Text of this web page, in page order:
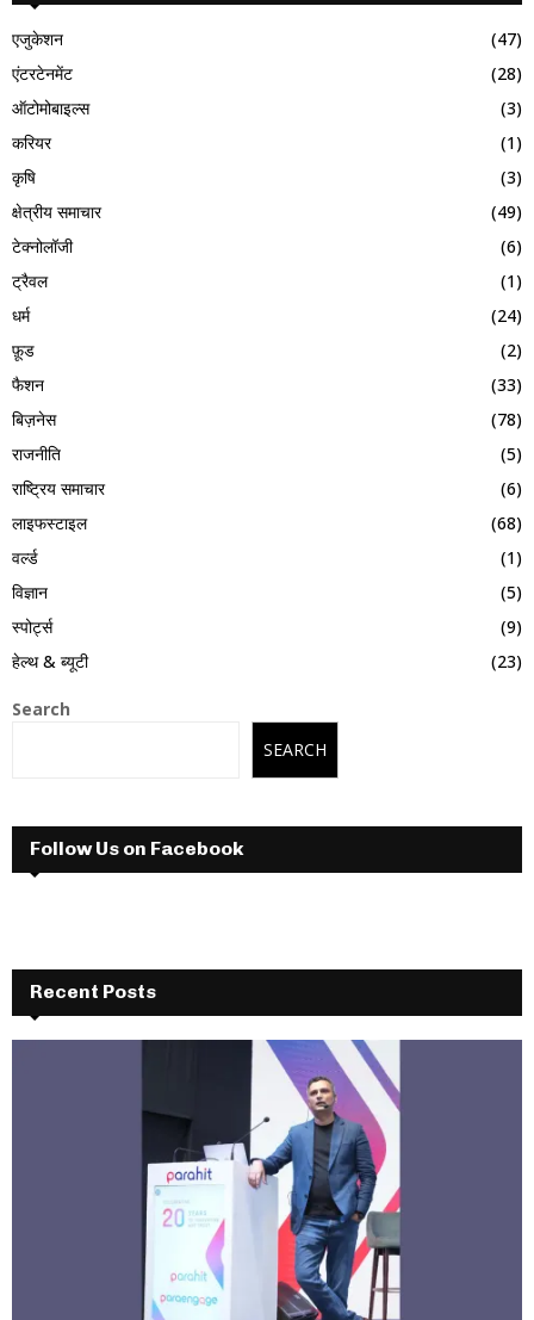
एजुकेशन
(47)
एंटरटेनमेंट
(28)
ऑटोमोबाइल्स
(3)
करियर
(1)
कृषि
(3)
क्षेत्रीय समाचार
(49)
टेक्नोलॉजी
(6)
ट्रैवल
(1)
धर्म
(24)
फ़ूड
(2)
फैशन
(33)
बिज़नेस
(78)
राजनीति
(5)
राष्ट्रिय समाचार
(6)
लाइफस्टाइल
(68)
वर्ल्ड
(1)
विज्ञान
(5)
स्पोर्ट्स
(9)
हेल्थ & ब्यूटी
(23)
Search
SEARCH
Follow Us on Facebook
Recent Posts